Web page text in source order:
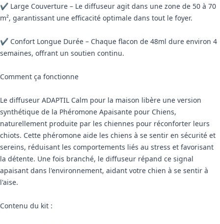
✔ Large Couverture – Le diffuseur agit dans une zone de 50 à 70
m², garantissant une efficacité optimale dans tout le foyer.
✔ Confort Longue Durée – Chaque flacon de 48ml dure environ 4
semaines, offrant un soutien continu.
Comment ça fonctionne
Le diffuseur ADAPTIL Calm pour la maison libère une version
synthétique de la Phéromone Apaisante pour Chiens,
naturellement produite par les chiennes pour réconforter leurs
chiots. Cette phéromone aide les chiens à se sentir en sécurité et
sereins, réduisant les comportements liés au stress et favorisant
la détente. Une fois branché, le diffuseur répand ce signal
apaisant dans l'environnement, aidant votre chien à se sentir à
l'aise.
Contenu du kit :